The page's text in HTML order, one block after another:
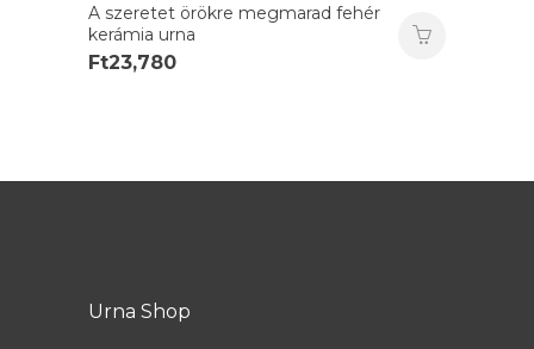
A szeretet örökre megmarad fehér
kerámia urna
Ft23,780
Urna Shop